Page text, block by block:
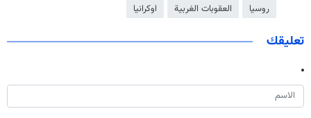
روسيا العقوبات الغربية اوكرانيا
تعليقك